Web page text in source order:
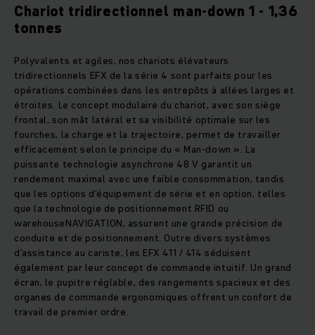
Chariot tridirectionnel man-down 1 - 1,36
tonnes
Polyvalents et agiles, nos chariots élévateurs
tridirectionnels EFX de la série 4 sont parfaits pour les
opérations combinées dans les entrepôts à allées larges et
étroites. Le concept modulaire du chariot, avec son siège
frontal, son mât latéral et sa visibilité optimale sur les
fourches, la charge et la trajectoire, permet de travailler
efficacement selon le principe du « Man-down ». La
puissante technologie asynchrone 48 V garantit un
rendement maximal avec une faible consommation, tandis
que les options d'équipement de série et en option, telles
que la technologie de positionnement RFID ou
warehouseNAVIGATION, assurent une grande précision de
conduite et de positionnement. Outre divers systèmes
d'assistance au cariste, les EFX 411 / 414 séduisent
également par leur concept de commande intuitif. Un grand
écran, le pupitre réglable, des rangements spacieux et des
organes de commande ergonomiques offrent un confort de
travail de premier ordre.